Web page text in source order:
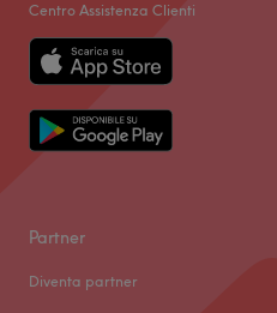
Centro Assistenza Clienti
Partner
Diventa partner